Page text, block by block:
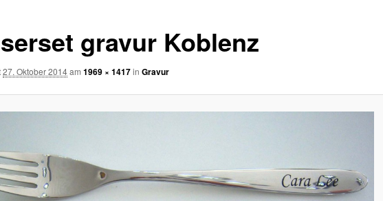
gravur Koblenz
27. Oktober 2014am1969 × 1417inGravur